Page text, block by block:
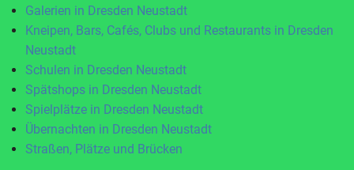
Galerien in Dresden Neustadt
Kneipen, Bars, Cafés, Clubs und Restaurants in Dresden
Neustadt
Schulen in Dresden Neustadt
Spätshops in Dresden Neustadt
Spielplätze in Dresden Neustadt
Übernachten in Dresden Neustadt
Straßen, Plätze und Brücken